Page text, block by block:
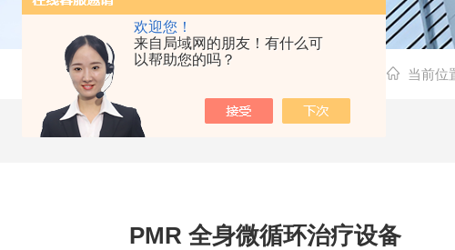
欢迎您！
来自局域网的朋友！有什么可
以帮助您的吗？
当前位
PMR 全身微循环治疗设备